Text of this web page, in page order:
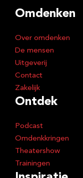
Omdenken
Over omdenken
De mensen
Uitgeverij
Contact
Zakelijk
Ontdek
Podcast
Omdenkkringen
Theatershow
Trainingen